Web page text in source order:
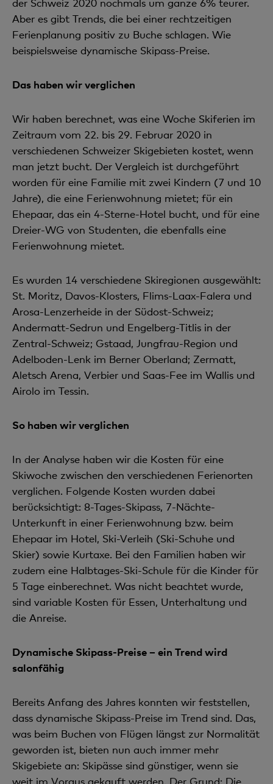
der Schweiz 2020 nochmals um ganze 6% teurer.
Aber es gibt Trends, die bei einer rechtzeitigen
Ferienplanung positiv zu Buche schlagen. Wie
beispielsweise dynamische Skipass-Preise.
Das haben wir verglichen
Wir haben berechnet, was eine Woche Skiferien im
Zeitraum vom 22. bis 29. Februar 2020 in
verschiedenen Schweizer Skigebieten kostet, wenn
man jetzt bucht. Der Vergleich ist durchgeführt
worden für eine Familie mit zwei Kindern (7 und 10
Jahre), die eine Ferienwohnung mietet; für ein
Ehepaar, das ein 4-Sterne-Hotel bucht, und für eine
Dreier-WG von Studenten, die ebenfalls eine
Ferienwohnung mietet.
Es wurden 14 verschiedene Skiregionen ausgewählt:
St. Moritz, Davos-Klosters, Flims-Laax-Falera und
Arosa-Lenzerheide in der Südost-Schweiz;
Andermatt-Sedrun und Engelberg-Titlis in der
Zentral-Schweiz; Gstaad, Jungfrau-Region und
Adelboden-Lenk im Berner Oberland; Zermatt,
Aletsch Arena, Verbier und Saas-Fee im Wallis und
Airolo im Tessin.
So haben wir verglichen
In der Analyse haben wir die Kosten für eine
Skiwoche zwischen den verschiedenen Ferienorten
verglichen. Folgende Kosten wurden dabei
berücksichtigt: 8-Tages-Skipass, 7-Nächte-
Unterkunft in einer Ferienwohnung bzw. beim
Ehepaar im Hotel, Ski-Verleih (Ski-Schuhe und
Skier) sowie Kurtaxe. Bei den Familien haben wir
zudem eine Halbtages-Ski-Schule für die Kinder für
5 Tage einberechnet. Was nicht beachtet wurde,
sind variable Kosten für Essen, Unterhaltung und
die Anreise.
Dynamische Skipass-Preise – ein Trend wird
salonfähig
Bereits Anfang des Jahres konnten wir feststellen,
dass dynamische Skipass-Preise im Trend sind. Das,
was beim Buchen von Flügen längst zur Normalität
geworden ist, bieten nun auch immer mehr
Skigebiete an: Skipässe sind günstiger, wenn sie
weit im Voraus gekauft werden. Der Grund: Die